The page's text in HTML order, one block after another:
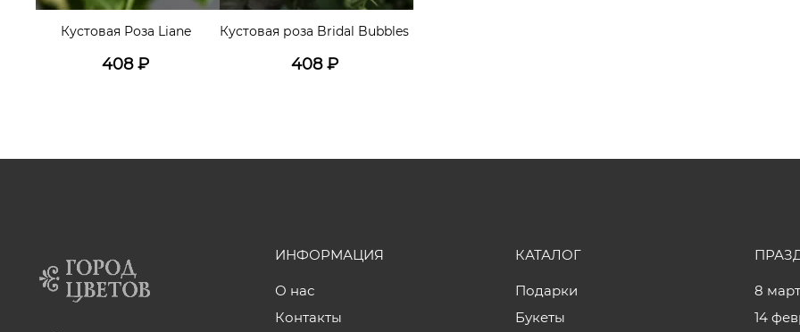
Кустовая Роза Liane
408₽
Кустовая роза Bridal Bubbles
408₽
ИНФОРМАЦИЯ
О нас
Контакты
КАТАЛОГ
Подарки
Букеты
8
14